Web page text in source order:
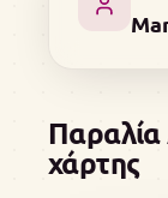
χάρτης